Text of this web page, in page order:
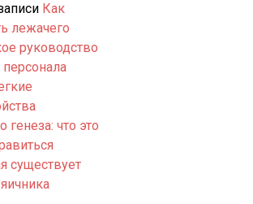
Как
лежачего
руководство
генеза: что это
существует